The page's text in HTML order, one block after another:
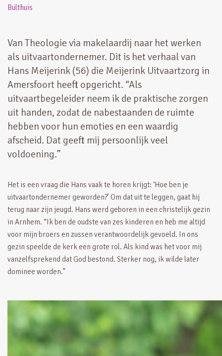
Bulthuis
Van Theologie via makelaardij naar het werken
als uitvaartondernemer. Dit is het verhaal van
Hans Meijerink (56) die Meijerink Uitvaartzorg in
Amersfoort heeft opgericht. “Als
uitvaartbegeleider neem ik de praktische zorgen
uit handen, zodat de nabestaanden de ruimte
hebben voor hun emoties en een waardig
afscheid. Dat geeft mij persoonlijk veel
voldoening.”
Het is een vraag die Hans vaak te horen krijgt: ‘Hoe ben je
uitvaartondernemer geworden?’ Om dat uit te leggen, gaat hij
terug naar zijn jeugd. Hans werd geboren in een christelijk gezin
in Arnhem. “Ik ben de oudste van zes kinderen en heb me altijd
voor mijn broers en zussen verantwoordelijk gevoeld. In ons
gezin speelde de kerk een grote rol. Als kind was het voor mij
vanzelfsprekend dat God bestond. Sterker nog, ik wilde later
dominee worden.”